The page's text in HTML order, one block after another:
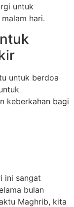
untuk
hari.
untuk berdoa
keberkahan bagi
ini sangat
bulan
Maghrib, kita